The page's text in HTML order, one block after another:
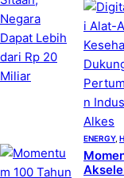
ENERGY,